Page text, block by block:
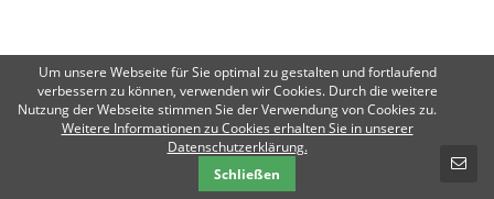
SCHNELLKONTAKT
E-Mail-Nachricht - Amt Breitenfelde
Um unsere Webseite für Sie optimal zu gestalten und fortlaufend
verbessern zu können, verwenden wir Cookies. Durch die weitere
Nutzung der Webseite stimmen Sie der Verwendung von Cookies zu.
Weitere Informationen zu Cookies erhalten Sie in unserer
Datenschutzerklärung.
Schließen